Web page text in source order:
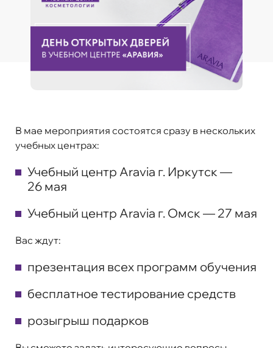
В мае мероприятия состоятся сразу в нескольких
учебных центрах:
Учебный центр Aravia г. Иркутск —
26 мая
Учебный центр Aravia г. Омск — 27 мая
Вас ждут:
презентация всех программ обучения
бесплатное тестирование средств
розыгрыш подарков